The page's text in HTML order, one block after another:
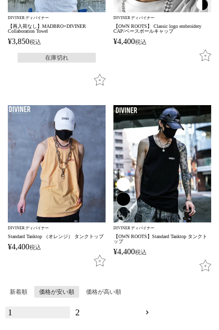
DIVINER ディバイナー
【再入荷なし】MADBRO×DIVINER
Collaboration Towel
¥3,850税込
在庫切れ
DIVINER ディバイナー
【OWN ROOTS】 Classic logo embroidery
CAP/ベースボールキャップ
¥4,400税込
DIVINER ディバイナー
Standard Tanktop （オレンジ） タンクトップ
¥4,400税込
DIVINER ディバイナー
【OWN ROOTS】Standard Tanktop タンクト
ップ
¥4,400税込
新着順 価格が安い順 価格が高い順
1 2